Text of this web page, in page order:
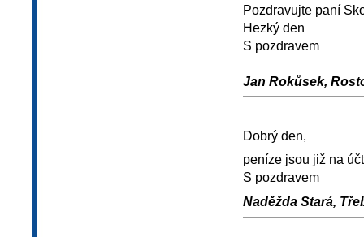
Pozdravujte paní
Hezký den
S pozdravem
Jan Rokůsek,
Dobrý den,
peníze jsou již na
S pozdravem
Naděžda Stará,